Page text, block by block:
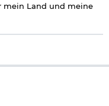
mein Land und meine